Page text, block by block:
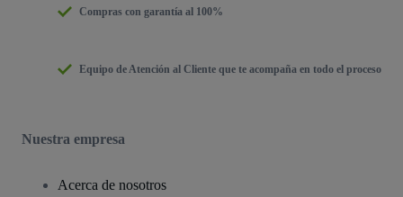
Compras con garantía al 100%
Equipo de Atención al Cliente que te acompaña en todo el proceso
Nuestra empresa
Acerca de nosotros